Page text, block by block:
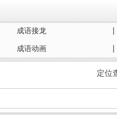
成语接龙
成语动画
定位